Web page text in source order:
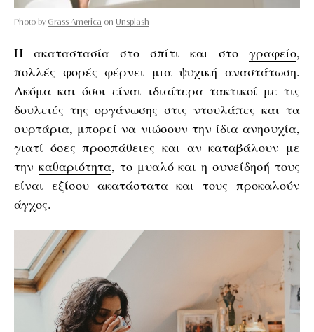
Photo by Grass America on Unsplash
Η ακαταστασία στο σπίτι και στο γραφείο,
πολλές φορές φέρνει μια ψυχική αναστάτωση.
Ακόμα και όσοι είναι ιδιαίτερα τακτικοί με τις
δουλειές της οργάνωσης στις ντουλάπες και τα
συρτάρια, μπορεί να νιώσουν την ίδια ανησυχία,
γιατί όσες προσπάθειες και αν καταβάλουν με
την καθαριότητα, το μυαλό και η συνείδησή τους
είναι εξίσου ακατάστατα και τους προκαλούν
άγχος.